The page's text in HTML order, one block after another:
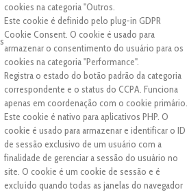
cookies na categoria "Outros.
Este cookie é definido pelo plug-in GDPR
Cookie Consent. O cookie é usado para
armazenar o consentimento do usuário para os
cookies na categoria "Performance".
Registra o estado do botão padrão da categoria
correspondente e o status do CCPA. Funciona
apenas em coordenação com o cookie primário.
Este cookie é nativo para aplicativos PHP. O
cookie é usado para armazenar e identificar o ID
de sessão exclusivo de um usuário com a
finalidade de gerenciar a sessão do usuário no
site. O cookie é um cookie de sessão e é
excluído quando todas as janelas do navegador